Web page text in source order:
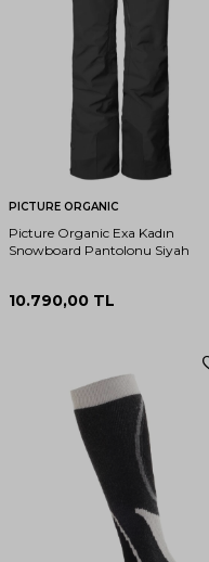
PICTURE ORGANIC
Picture Organic Exa Kadın
Snowboard Pantolonu Siyah
10.790,00 TL